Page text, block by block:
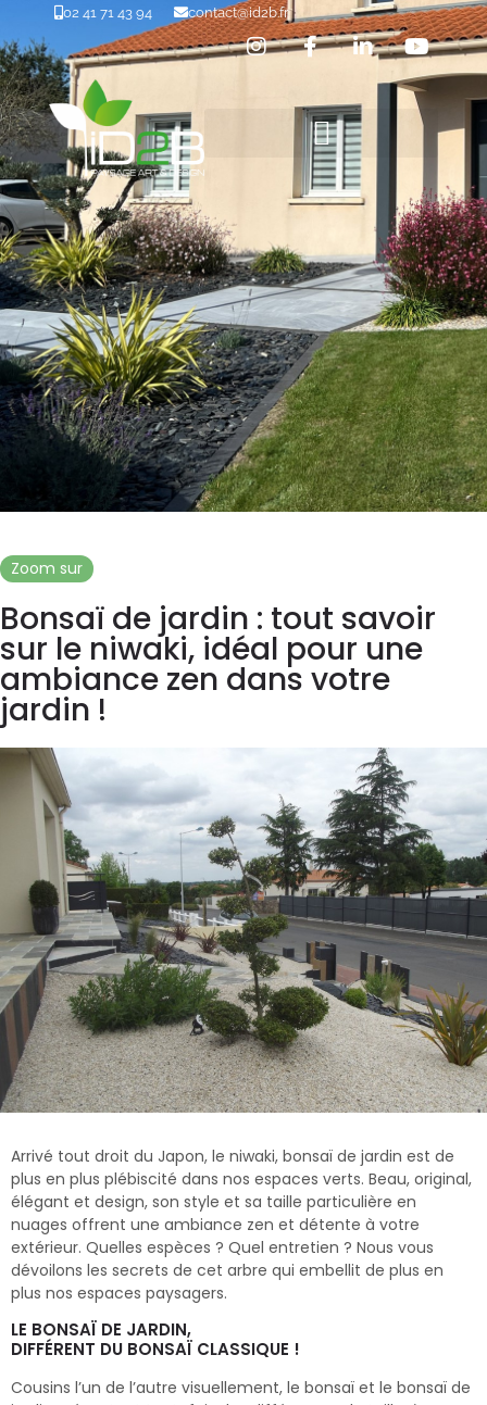
02 41 71 43 94 contact@id2b.fr
Zoom sur
Bonsaï de jardin : tout savoir
sur le niwaki, idéal pour une
ambiance zen dans votre
jardin !
Arrivé tout droit du Japon, le niwaki, bonsaï de jardin est de
plus en plus plébiscité dans nos espaces verts. Beau, original,
élégant et design, son style et sa taille particulière en
nuages offrent une ambiance zen et détente à votre
extérieur. Quelles espèces ? Quel entretien ? Nous vous
dévoilons les secrets de cet arbre qui embellit de plus en
plus nos espaces paysagers.
LE BONSAÏ DE JARDIN,
DIFFÉRENT DU BONSAÏ CLASSIQUE !
Cousins l’un de l’autre visuellement, le bonsaï et le bonsaï de